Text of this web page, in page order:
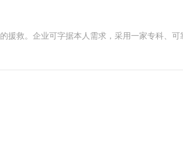
援救。企业可字据本人需求，采用一家专科、